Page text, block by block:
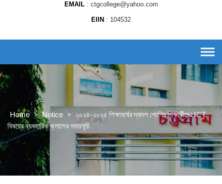
EMAIL ctgcollege@yahoo.com
EIIN 104532
Home > Notice > ২০২৪-২০২৫ শিক্ষাবর্ষের দ্বাদশ শ্রেণির শিক্ষার্থীদের ICT
বিষয়ের ব্যবহারিক ক্লাসের সময়সূচি